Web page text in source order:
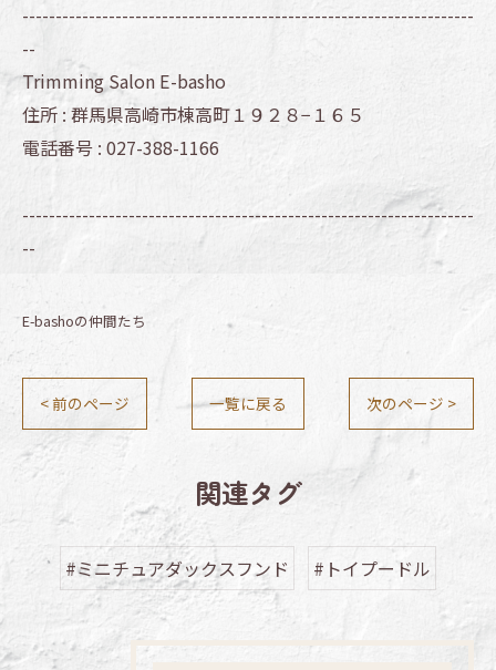
--------------------------------------------------------------------
--
Trimming Salon E-basho
住所 : 群馬県高崎市棟高町１９２８−１６５
電話番号 : 027-388-1166
--------------------------------------------------------------------
--
E-bashoの仲間たち
< 前のページ 一覧に戻る 次のページ >
関連タグ
#ミニチュアダックスフンド #トイプードル